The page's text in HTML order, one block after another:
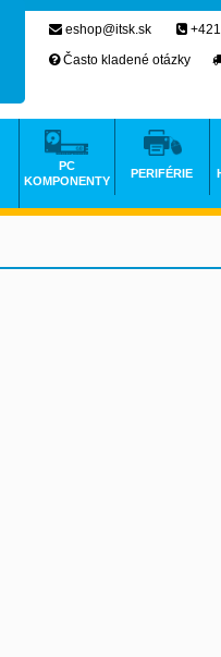
eshop@itsk.sk
Často kladené otázky
PC
KOMPONENTY
PERIFÉRIE